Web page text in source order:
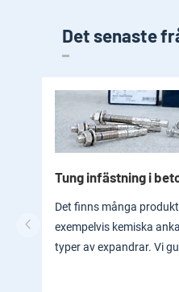
Det senaste
Tung infästning i
Det finns många
exempelvis kemiska
typer av expandrar. Vi